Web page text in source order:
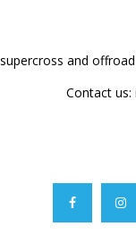
and
Contact us: